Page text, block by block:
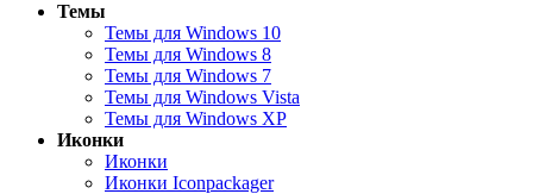
Темы
Темы для Windows 10
Темы для Windows 8
Темы для Windows 7
Темы для Windows Vista
Темы для Windows XP
Иконки
Иконки
Иконки Iconpackager